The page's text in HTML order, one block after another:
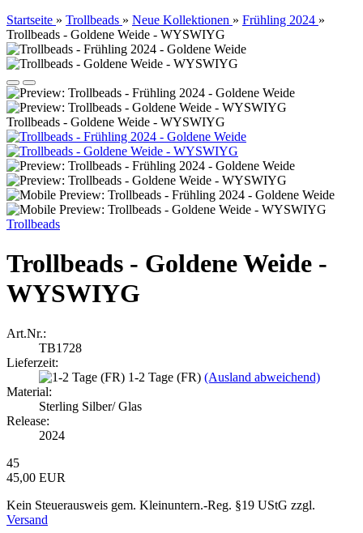
Startseite » Trollbeads » Neue Kollektionen » Frühling 2024 »
Trollbeads - Goldene Weide - WYSWIYG
Trollbeads - Goldene Weide - WYSWIYG
Trollbeads
Trollbeads - Goldene Weide -
WYSWIYG
Art.Nr.:
TB1728
Lieferzeit:
1-2 Tage (FR) (Ausland abweichend)
Material:
Sterling Silber/ Glas
Release:
2024
45
45,00 EUR
Kein Steuerausweis gem. Kleinuntern.-Reg. §19 UStG zzgl.
Versand